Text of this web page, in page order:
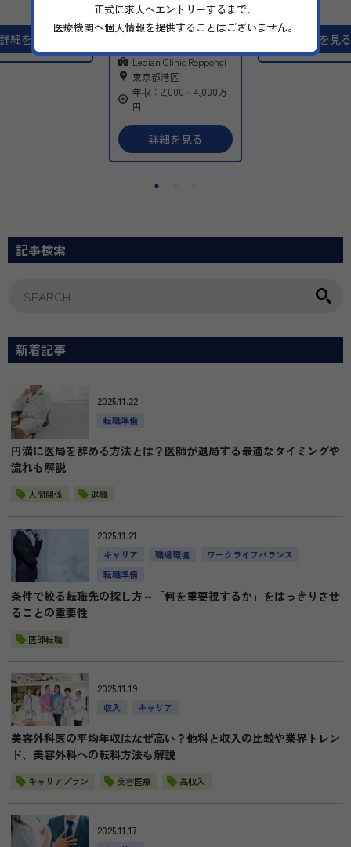
詳細を見る
スキル・経験によって給与
高額求人
当直無し
時短勤務
研修制度充実
その他
「最先端の美容医療で、
キャリアも未来もデザイ
ンする」
韓国流行の機器をはじめ
とした最新設備と、自由
な施術提案が可能な環境
で、自分らしいキャリア
を実現！
美容皮膚科から美容外科
まで幅広いスキルを身に
未来志向のクリニック
Ledian Clinic Roppongi
東京都港区
年収：2,000～4,000万
円
詳細を見る
詳細を見る
記事検索
新着記事
2025.11.22
転職準備
円満に医局を辞める方法とは？医師が退局する最適なタイミングや
流れも解説
人間関係 退職
2025.11.21
キャリア 職場環境
ワークライフバランス
転職準備
条件で絞る転職先の探し方～「何を重要視するか」をはっきりさせ
ることの重要性
医師転職
2025.11.19
収入 キャリア
美容外科医の平均年収はなぜ高い？他科と収入の比較や業界トレン
ド、美容外科への転科方法も解説
キャリアプラン 美容医療 高収入
2025.11.17
正式に求人へエントリーするまで、
医療機関へ個人情報を提供することはございません。